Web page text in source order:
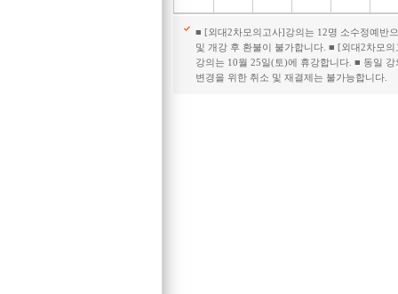
■ [외대2차모의고사]강의는 12명 소수정예반
및 개강 후 환불이 불가합니다. ■ [외대2차모
강의는 10월 25일(토)에 휴강합니다. ■ 동일 강
변경을 위한 취소 및 재결제는 불가능합니다.